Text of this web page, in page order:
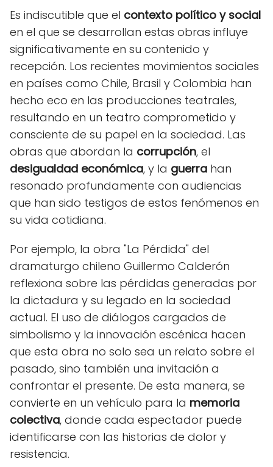
Es indiscutible que el contexto político y social
en el que se desarrollan estas obras influye
significativamente en su contenido y
recepción. Los recientes movimientos sociales
en países como Chile, Brasil y Colombia han
hecho eco en las producciones teatrales,
resultando en un teatro comprometido y
consciente de su papel en la sociedad. Las
obras que abordan la corrupción, el
desigualdad económica, y la guerra han
resonado profundamente con audiencias
que han sido testigos de estos fenómenos en
su vida cotidiana.
Por ejemplo, la obra "La Pérdida" del
dramaturgo chileno Guillermo Calderón
reflexiona sobre las pérdidas generadas por
la dictadura y su legado en la sociedad
actual. El uso de diálogos cargados de
simbolismo y la innovación escénica hacen
que esta obra no solo sea un relato sobre el
pasado, sino también una invitación a
confrontar el presente. De esta manera, se
convierte en un vehículo para la memoria
colectiva, donde cada espectador puede
identificarse con las historias de dolor y
resistencia.